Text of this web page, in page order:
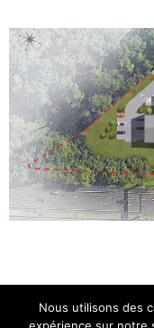
Nous utilisons des